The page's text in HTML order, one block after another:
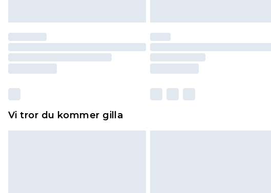
Vi tror du kommer gilla